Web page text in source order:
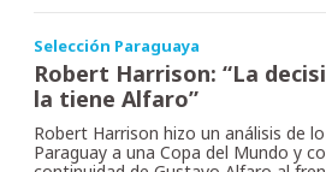
Selección Paraguaya
Robert Harrison: “La
la tiene Alfaro”
Robert Harrison hizo un análisis de
Paraguay a una Copa del Mundo y